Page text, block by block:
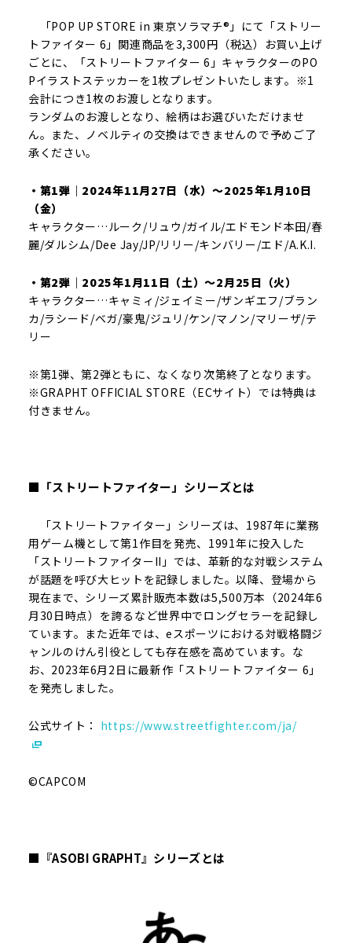
「POP UP STORE in 東京ソラマチ®」にて「ストリー
トファイター 6」関連商品を3,300円（税込）お買い上げ
ごとに、「ストリートファイター 6」キャラクターのPO
Pイラストステッカーを1枚プレゼントいたします。※1
会計につき1枚のお渡しとなります。
ランダムのお渡しとなり、絵柄はお選びいただけませ
ん。また、ノベルティの交換はできませんので予めご了
承ください。
・第1弾｜2024年11月27日（水）～2025年1月10日
（金）
キャラクター…ルーク/リュウ/ガイル/エドモンド本田/春
麗/ダルシム/Dee Jay/JP/リリー/キンバリー/エド/A.K.I.
・第2弾｜2025年1月11日（土）～2月25日（火）
キャラクター…キャミィ/ジェイミー/ザンギエフ/ブラン
カ/ラシード/ベガ/豪鬼/ジュリ/ケン/マノン/マリーザ/テ
リー
※第1弾、第2弾ともに、なくなり次第終了となります。
※GRAPHT OFFICIAL STORE（ECサイト）では特典は
付きません。
■「ストリートファイター」シリーズとは
「ストリートファイター」シリーズは、1987年に業務
用ゲーム機として第1作目を発売、1991年に投入した
「ストリートファイターII」では、革新的な対戦システム
が話題を呼び大ヒットを記録しました。以降、登場から
現在まで、シリーズ累計販売本数は5,500万本（2024年6
月30日時点）を誇るなど世界中でロングセラーを記録し
ています。また近年では、eスポーツにおける対戦格闘ジ
ャンルのけん引役としても存在感を高めています。な
お、2023年6月2日に最新作「ストリートファイター 6」
を発売しました。
公式サイト： https://www.streetfighter.com/ja/
©CAPCOM
■『ASOBI GRAPHT』シリーズとは